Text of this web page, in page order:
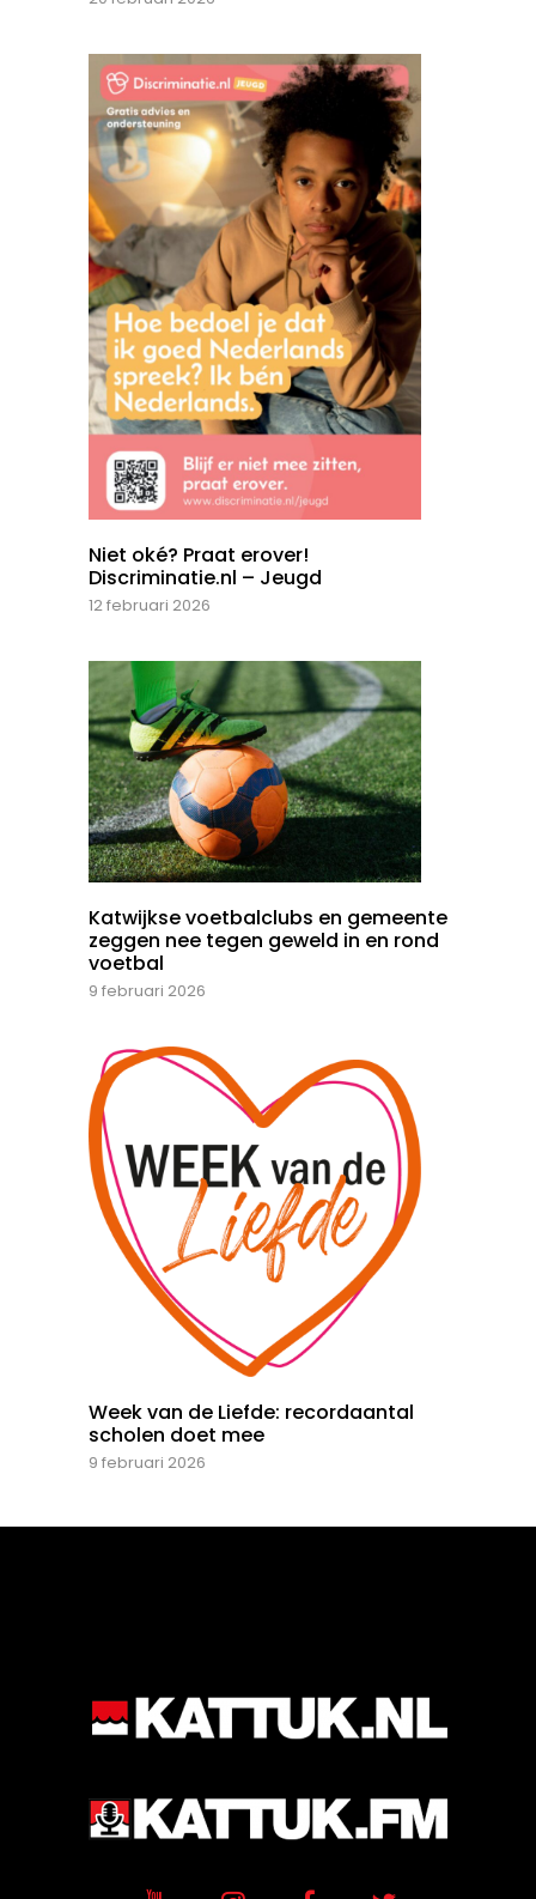
Niet oké? Praat erover!
Discriminatie.nl – Jeugd
12 februari 2026
Katwijkse voetbalclubs en gemeente
zeggen nee tegen geweld in en rond
voetbal
9 februari 2026
Week van de Liefde: recordaantal
scholen doet mee
9 februari 2026